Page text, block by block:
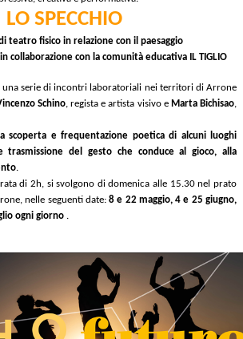
LO SPECCHIO
teatro fisico in relazione con il paesaggio
collaborazione con la comunità educativa IL TIGLIO
una serie di incontri laboratoriali nei territori di Arrone
Schino, regista e artista visivo e Marta Bichisao,
scoperta e frequentazione poetica di alcuni luoghi
trasmissione del gesto che conduce al gioco, alla
.
di 2h, si svolgono di domenica alle 15.30 nel prato
nelle seguenti date:8 e 22 maggio, 4 e 25 giugno,
ogni giorno .